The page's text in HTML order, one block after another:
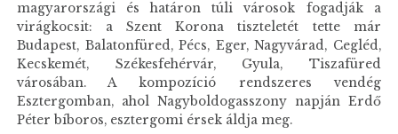
magyarországi és határon túli városok fogadják a
virágkocsit: a Szent Korona tiszteletét tette már
Budapest, Balatonfüred, Pécs, Eger, Nagyvárad, Cegléd,
Kecskemét, Székesfehérvár, Gyula, Tiszafüred
városában. A kompozíció rendszeres vendég
Esztergomban, ahol Nagyboldogasszony napján Erdő
Péter bíboros, esztergomi érsek áldja meg.